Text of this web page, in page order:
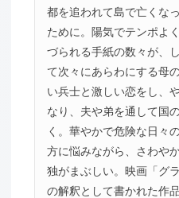
都を追われて島で亡くな
ために。陽気でテンポよ
づられる手紙の数々が、
て次々にあらわにする母
い兵士と激しい恋をし、
なり、夫や弟を通して国
く。華やかで危険な日々
方に悩みながら、さわや
独がまぶしい。映画「グ
の解釈として書かれた作